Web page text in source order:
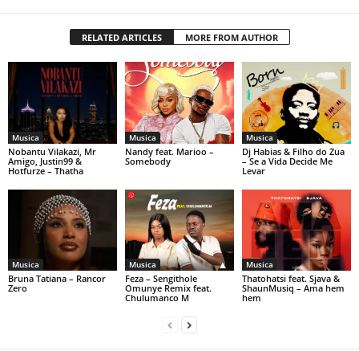
RELATED ARTICLES MORE FROM AUTHOR
Musica
Nobantu Vilakazi, Mr
Amigo, Justin99 &
Hotfurze – Thatha
Musica
Nandy feat. Marioo –
Somebody
Musica
Dj Habias & Filho do Zua
– Se a Vida Decide Me
Levar
Musica
Bruna Tatiana – Rancor
Zero
Musica
Feza – Sengithole
Omunye Remix feat.
Chulumanco M
Musica
Thatohatsi feat. Sjava &
ShaunMusiq – Ama hem
hem